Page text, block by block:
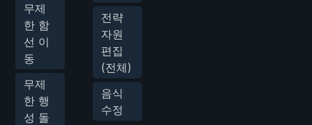
무제
한 함
선 이
동
무제
한 행
성 돌
전략
자원
편집
(전체)
음식
수정